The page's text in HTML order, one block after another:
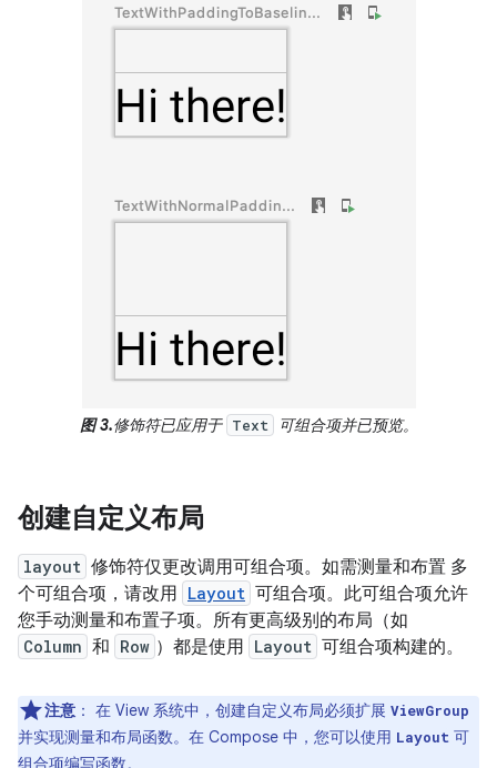
图 3.修饰符已应用于 Text 可组合项并已预览。
创建自定义布局
layout 修饰符仅更改调用可组合项。如需测量和布置 多
个可组合项，请改用 Layout 可组合项。此可组合项允许
您手动测量和布置子项。所有更高级别的布局（如
Column 和 Row ）都是使用 Layout 可组合项构建的。
注意 ： 在 View 系统中，创建自定义布局必须扩展 ViewGroup
并实现测量和布局函数。在 Compose 中，您可以使用 Layout 可
组合项编写函数。